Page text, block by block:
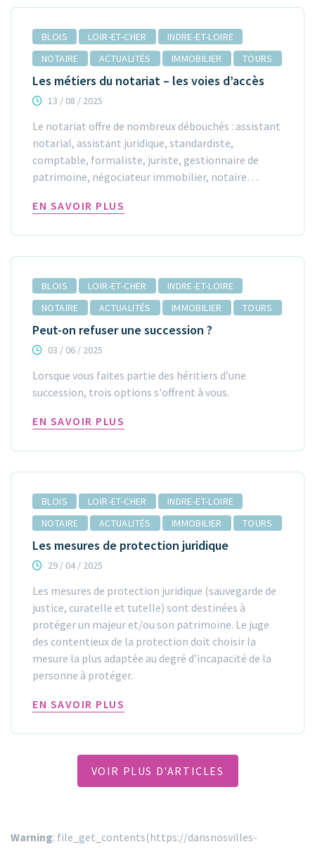
BLOIS LOIR-ET-CHER
INDRE-ET-LOIRE
NOTAIRE
ACTUALITÉS IMMOBILIER TOURS
Les métiers du notariat – les voies d’accès
13 / 08 / 2025
Le notariat offre de nombreux débouchés : assistant
notarial, assistant juridique, standardiste,
comptable, formaliste, juriste, gestionnaire de
patrimoine, négociateur immobilier, notaire…
EN SAVOIR PLUS
BLOIS LOIR-ET-CHER
INDRE-ET-LOIRE
NOTAIRE
ACTUALITÉS IMMOBILIER TOURS
Peut-on refuser une succession ?
03 / 06 / 2025
Lorsque vous faites partie des héritiers d’une
succession, trois options s'offrent à vous.
EN SAVOIR PLUS
BLOIS LOIR-ET-CHER
INDRE-ET-LOIRE
NOTAIRE
ACTUALITÉS IMMOBILIER TOURS
Les mesures de protection juridique
29 / 04 / 2025
Les mesures de protection juridique (sauvegarde de
justice, curatelle et tutelle) sont destinées à
protéger un majeur et/ou son patrimoine. Le juge
des contentieux de la protection doit choisir la
mesure la plus adaptée au degré d’incapacité de la
personne à protéger.
EN SAVOIR PLUS
VOIR PLUS D'ARTICLES
Warning: file_get_contents(https://dansnosvilles-